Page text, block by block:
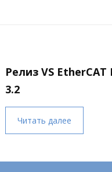
Релиз VS
3.2
Читать далее